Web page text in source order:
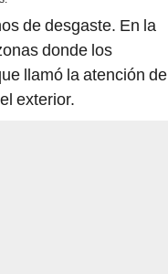
de desgaste. En la
donde los
llamó la atención de
exterior.